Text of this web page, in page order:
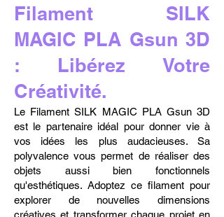
Filament SILK
MAGIC PLA Gsun 3D
: Libérez Votre
Créativité.
Le Filament SILK MAGIC PLA Gsun 3D
est le partenaire idéal pour donner vie à
vos idées les plus audacieuses. Sa
polyvalence vous permet de réaliser des
objets aussi bien fonctionnels
qu'esthétiques. Adoptez ce filament pour
explorer de nouvelles dimensions
créatives et transformer chaque projet en